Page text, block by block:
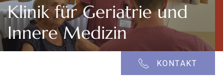
Klinik für Geriatrie und
Innere Medizin
KONTAKT